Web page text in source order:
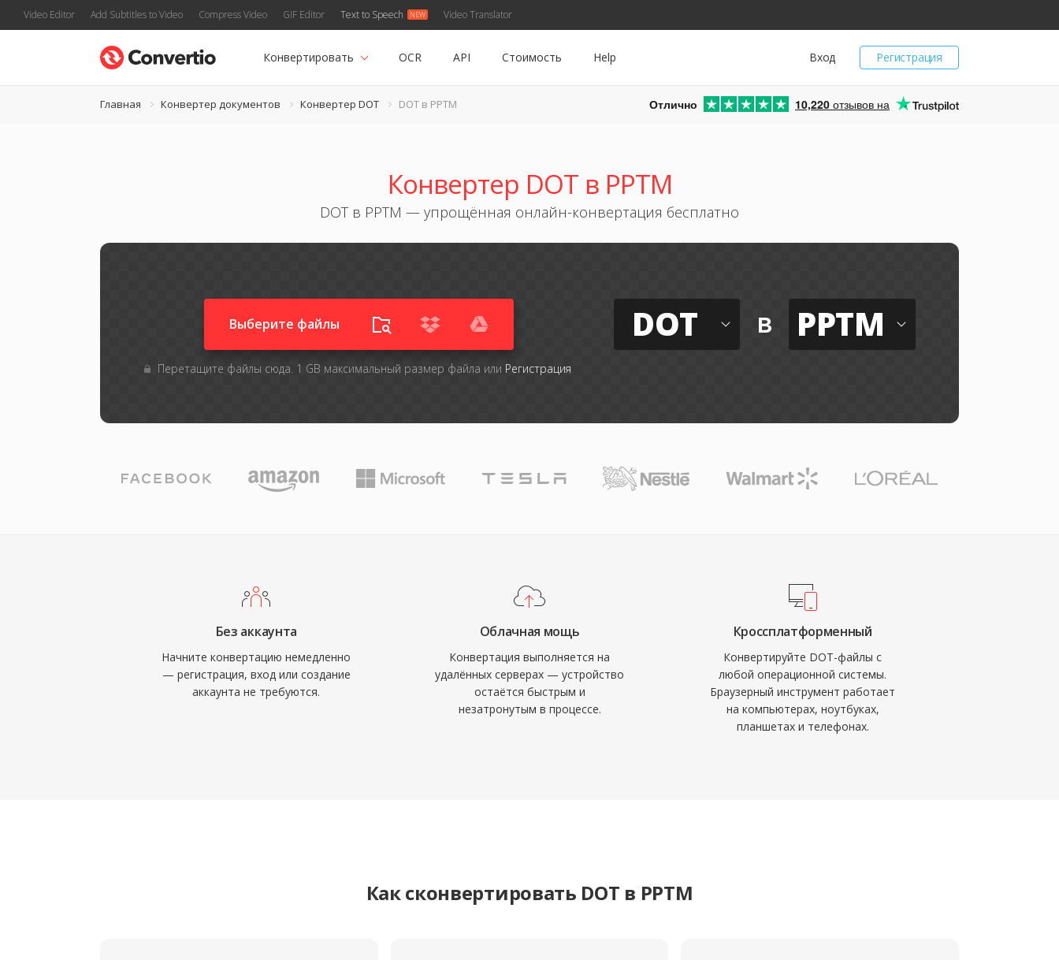
Video Editor Add Subtitles to Video Compress Video GIF Editor Text to Speech Video Translator
Регистрация
Вход
Конвертировать OCR API Стоимость Help
Главная Конвертер документов Конвертер DOT DOT в PPTM Отлично 10,220 отзывов на
Конвертер DOT в PPTM
DOT в PPTM — упрощённая онлайн-конвертация бесплатно
Выберите файлы
Перетащите файлы сюда. 1 GB максимальный размер файла или Регистрация
DOT в PPTM
Без аккаунта
Начните конвертацию немедленно
— регистрация, вход или создание
аккаунта не требуются.
Облачная мощь
Конвертация выполняется на
удалённых серверах — устройство
остаётся быстрым и
незатронутым в процессе.
Кроссплатформенный
Конвертируйте DOT-файлы с
любой операционной системы.
Браузерный инструмент работает
на компьютерах, ноутбуках,
планшетах и телефонах.
Как сконвертировать DOT в PPTM